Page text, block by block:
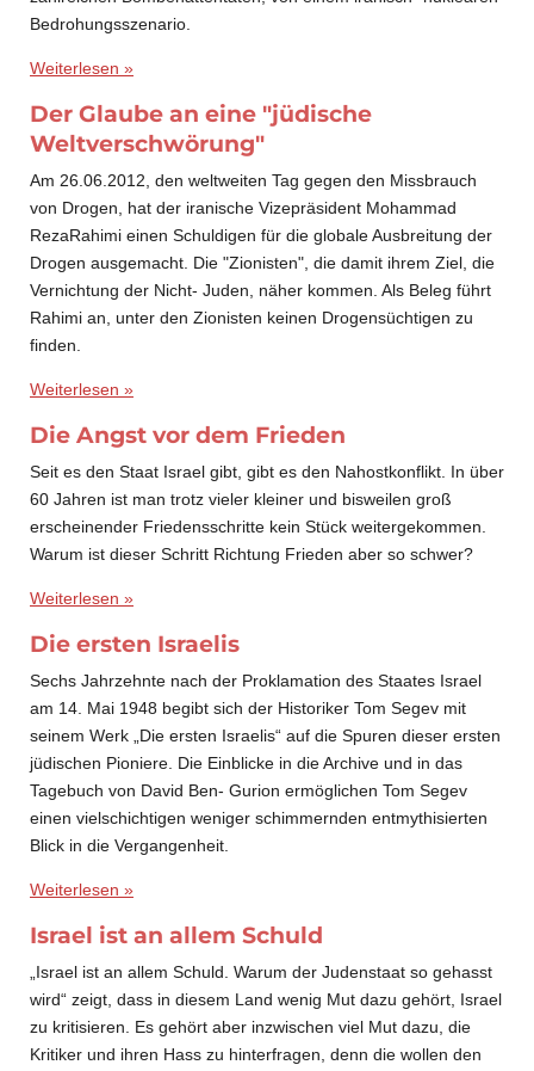
Bedrohungsszenario.
Weiterlesen »
Der Glaube an eine "jüdische
Weltverschwörung"
Am 26.06.2012, den weltweiten Tag gegen den Missbrauch
von Drogen, hat der iranische Vizepräsident Mohammad
RezaRahimi einen Schuldigen für die globale Ausbreitung der
Drogen ausgemacht. Die "Zionisten", die damit ihrem Ziel, die
Vernichtung der Nicht- Juden, näher kommen. Als Beleg führt
Rahimi an, unter den Zionisten keinen Drogensüchtigen zu
finden.
Weiterlesen »
Die Angst vor dem Frieden
Seit es den Staat Israel gibt, gibt es den Nahostkonflikt. In über
60 Jahren ist man trotz vieler kleiner und bisweilen groß
erscheinender Friedensschritte kein Stück weitergekommen.
Warum ist dieser Schritt Richtung Frieden aber so schwer?
Weiterlesen »
Die ersten Israelis
Sechs Jahrzehnte nach der Proklamation des Staates Israel
am 14. Mai 1948 begibt sich der Historiker Tom Segev mit
seinem Werk „Die ersten Israelis“ auf die Spuren dieser ersten
jüdischen Pioniere. Die Einblicke in die Archive und in das
Tagebuch von David Ben- Gurion ermöglichen Tom Segev
einen vielschichtigen weniger schimmernden entmythisierten
Blick in die Vergangenheit.
Weiterlesen »
Israel ist an allem Schuld
„Israel ist an allem Schuld. Warum der Judenstaat so gehasst
wird“ zeigt, dass in diesem Land wenig Mut dazu gehört, Israel
zu kritisieren. Es gehört aber inzwischen viel Mut dazu, die
Kritiker und ihren Hass zu hinterfragen, denn die wollen den